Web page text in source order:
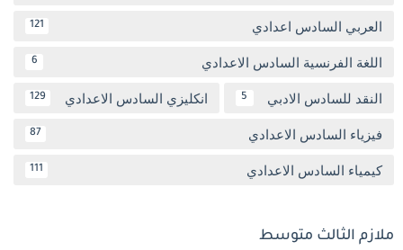
العربي السادس اعدادي 121
اللغة الفرنسية السادس الاعدادي 6
النقد للسادس الادبي 5 انكليزي السادس الاعدادي 129
فيزياء السادس الاعدادي 87
كيمياء السادس الاعدادي 111
ملازم الثالث متوسط